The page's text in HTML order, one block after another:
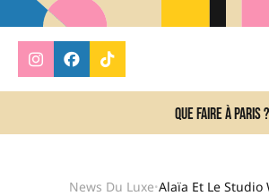
Que faire à Paris ?
News Du Luxe•